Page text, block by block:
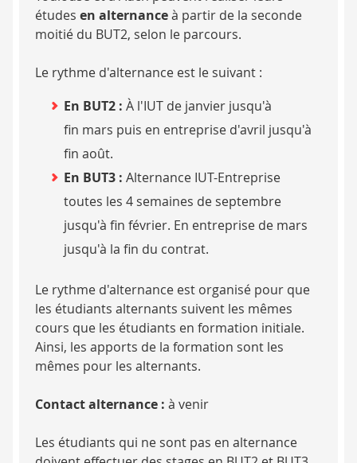
études en alternanceà partir de la seconde
moitié du BUT2, selon le parcours.
Le rythme d'alternance est le suivant :
En BUT2 : À l'IUT de janvier jusqu'à
fin mars puis en entreprise d'avril jusqu'à
fin août.
En BUT3 : Alternance IUT-Entreprise
toutes les 4 semaines de septembre
jusqu'à fin février. En entreprise de mars
jusqu'à la fin du contrat.
Le rythme d'alternance est organisé pour que
les étudiants alternants suivent les mêmes
cours que les étudiants en formation initiale.
Ainsi, les apports de la formation sont les
mêmes pour les alternants.
Contact alternance : à venir
Les étudiants qui ne sont pas en alternance